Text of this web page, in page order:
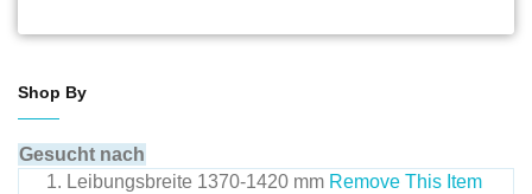
Shop By
Gesucht nach
Leibungsbreite 1370-1420 mm Remove This Item